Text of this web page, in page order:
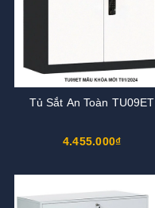
Tủ Sắt An Toàn TU09ET
4.455.000₫